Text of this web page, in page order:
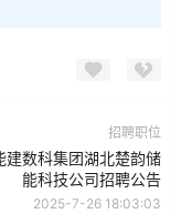
招聘职位
建数科集团湖北楚韵储
能科技公司招聘公告
2025-7-26 18:03:03